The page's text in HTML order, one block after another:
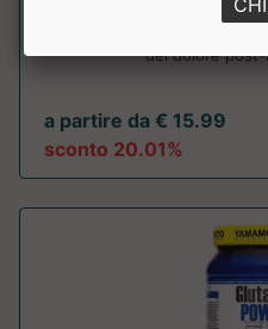
Utile per il recupero, la
del dolore post-
a partire da € 15.99
sconto 20.01%